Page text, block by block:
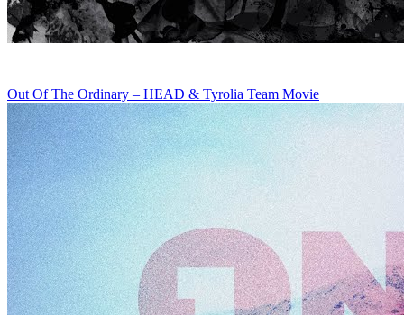
Out Of The Ordinary – HEAD & Tyrolia Team Movie